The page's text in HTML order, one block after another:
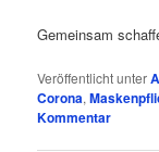
Gemeinsam
Veröffentlicht unter
Corona,
Kommentar